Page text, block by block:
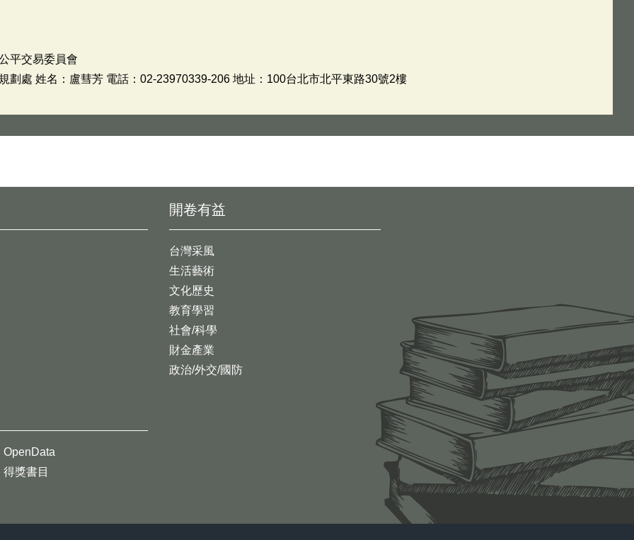
平交易委員會
劃處 姓名：盧彗芳 電話：02-23970339-206 地址：100台北市北平東路30號2樓
開卷有益
台灣采風
生活藝術
文化歷史
教育學習
社會/科學
財金產業
政治/外交/國防
OpenData
得獎書目